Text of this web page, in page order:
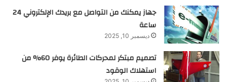
جهاز يمكنك من التواصل مع بريدك الإلكتروني 24
ساعة
ديسمبر 10, 2025
تصميم مبتكر لمحركات الطائرة يوفر 60% من
استهلاك الوقود